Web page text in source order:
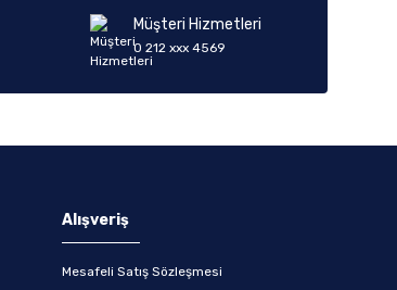
Müşteri Hizmetleri
0 212 xxx 4569
Alışveriş
Mesafeli Satış Sözleşmesi